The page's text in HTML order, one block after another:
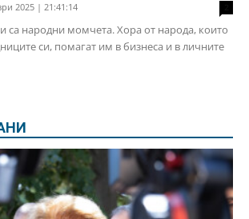
2025 | 21:41:14
са народни момчета. Хора от народа, които
си, помагат им в бизнеса и в личните